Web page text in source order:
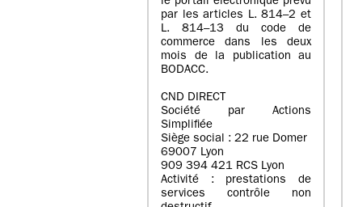
par les articles L. 814–2 et
L. 814–13 du code de
commerce dans les deux
mois de la publication au
BODACC.
CND DIRECT
Société par Actions
Simplifiée
Siège social : 22 rue Domer
69007 Lyon
909 394 421 RCS Lyon
Activité : prestations de
services contrôle non